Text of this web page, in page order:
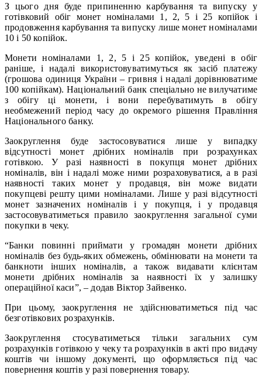
З цього дня буде припиненню карбування та випуску у
готівковий обіг монет номіналами 1, 2, 5 і 25 копійок і
продовження карбування та випуску лише монет номіналами
10 і 50 копійок.
Монети номіналами 1, 2, 5 і 25 копійок, уведені в обіг
раніше, і надалі використовуватимуться як засіб платежу
(грошова одиниця України – гривня і надалі дорівнюватиме
100 копійкам). Національний банк спеціально не вилучатиме
з обігу ці монети, і вони перебуватимуть в обігу
необмежений період часу до окремого рішення Правління
Національного банку.
Заокруглення буде застосовуватися лише у випадку
відсутності монет дрібних номіналів при розрахунках
готівкою. У разі наявності в покупця монет дрібних
номіналів, він і надалі може ними розраховуватися, а в разі
наявності таких монет у продавця, він може видати
покупцеві решту цими номіналами. Лише у разі відсутності
монет зазначених номіналів і у покупця, і у продавця
застосовуватиметься правило заокруглення загальної суми
покупки в чеку.
“Банки повинні приймати у громадян монети дрібних
номіналів без будь-яких обмежень, обмінювати на монети та
банкноти інших номіналів, а також видавати клієнтам
монети дрібних номіналів за наявності їх у залишку
операційної касиˮ, – додав Віктор Зайвенко.
При цьому, заокруглення не здійснюватиметься під час
безготівкових розрахунків.
Заокруглення стосуватиметься тільки загальних сум
розрахунків готівкою у чеку та розрахунків в акті про видачу
коштів чи іншому документі, що оформляється під час
повернення коштів у разі повернення товару.